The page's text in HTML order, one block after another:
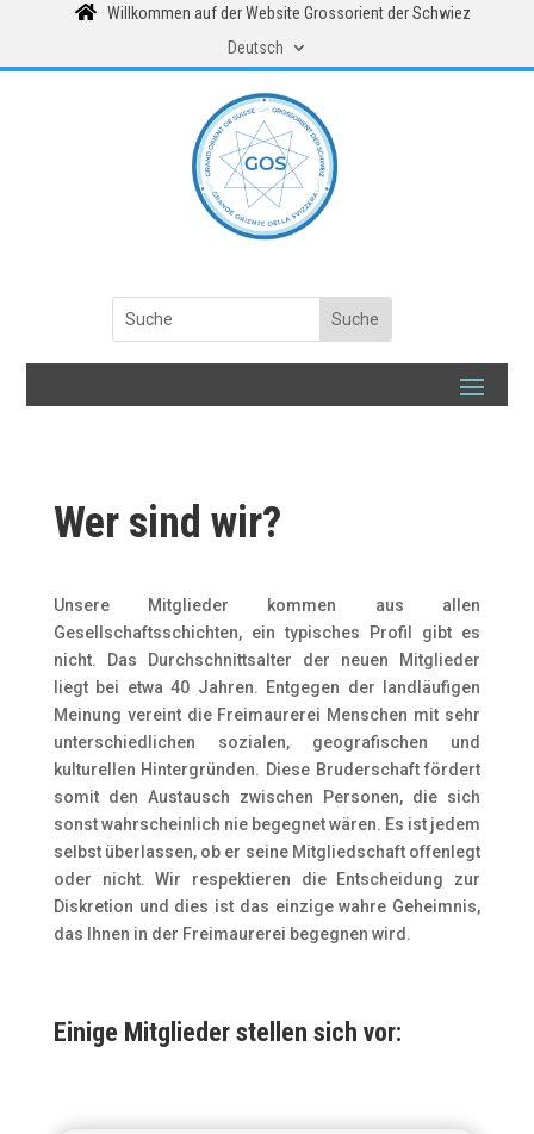
 Willkommen auf der Website Grossorient der Schwiez
Deutsch
Wer sind wir?
Unsere Mitglieder kommen aus allen
Gesellschaftsschichten, ein typisches Profil gibt es
nicht. Das Durchschnittsalter der neuen Mitglieder
liegt bei etwa 40 Jahren. Entgegen der landläufigen
Meinung vereint die Freimaurerei Menschen mit sehr
unterschiedlichen sozialen, geografischen und
kulturellen Hintergründen. Diese Bruderschaft fördert
somit den Austausch zwischen Personen, die sich
sonst wahrscheinlich nie begegnet wären. Es ist jedem
selbst überlassen, ob er seine Mitgliedschaft offenlegt
oder nicht. Wir respektieren die Entscheidung zur
Diskretion und dies ist das einzige wahre Geheimnis,
das Ihnen in der Freimaurerei begegnen wird.
Einige Mitglieder stellen sich vor: